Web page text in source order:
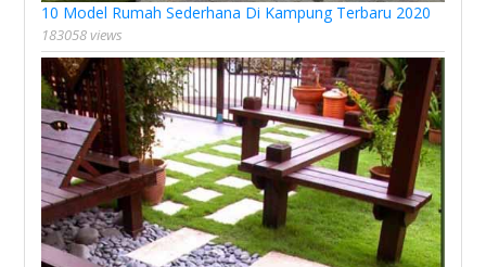
10 Model Rumah Sederhana Di Kampung Terbaru 2020
183058 views